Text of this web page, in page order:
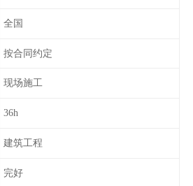
全国
按合同约定
现场施工
36h
建筑工程
完好